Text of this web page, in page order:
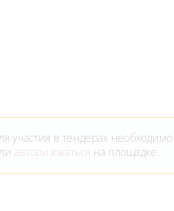
участия в тендерах необходимо
авторизоваться на площадке.